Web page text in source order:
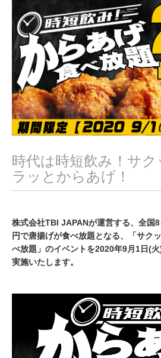
7
,
2
0
2
0
時代は時短飲み！サク
ラッとからあげ！
株式会社TBI JAPANが運営する、全国
円で唐揚げが食べ放題となる、「サク
べ放題」のイベントを2020年9月1日(
実施いたします。